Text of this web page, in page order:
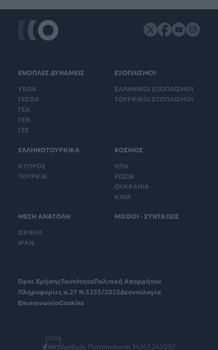
ΕΝΟΠΛΕΣ ΔΥΝΑΜΕΙΣ
ΥΕΘΑ
ΓΕΕΘΑ
ΓΕΑ
ΓΕΝ
ΓΕΣ
ΕΞΟΠΛΙΣΜΟΙ
ΕΛΛΗΝΙΚΟΙ ΕΞΟΠΛΙΣΜΟΙ
ΤΟΥΡΚΙΚΟΙ ΕΞΟΠΛΙΣΜΟΙ
ΕΛΛΗΝΟΤΟΥΡΚΙΚΑ
ΚΥΠΡΟΣ
ΤΟΥΡΚΙΑ
ΚΟΣΜΟΣ
ΗΠΑ
ΡΩΣΙΑ
ΟΥΚΡΑΝΙΑ
ΚΙΝΑ
ΜΕΣΗ ΑΝΑΤΟΛΗ
ΙΣΡΑΗΛ
ΙΡΑΝ
ΜΙΣΘΟΙ - ΣΥΝΤΑΞΕΙΣ
Όροι ΧρήσηςΤαυτότηταΠολιτική Απορρήτου
Πληροφορίες α.27 Ν.5253/2025Δεοντολογία
ΕπικοινωνίαCookies
Αριθμός Πιστοποίησης Μ.Η.Τ.242057